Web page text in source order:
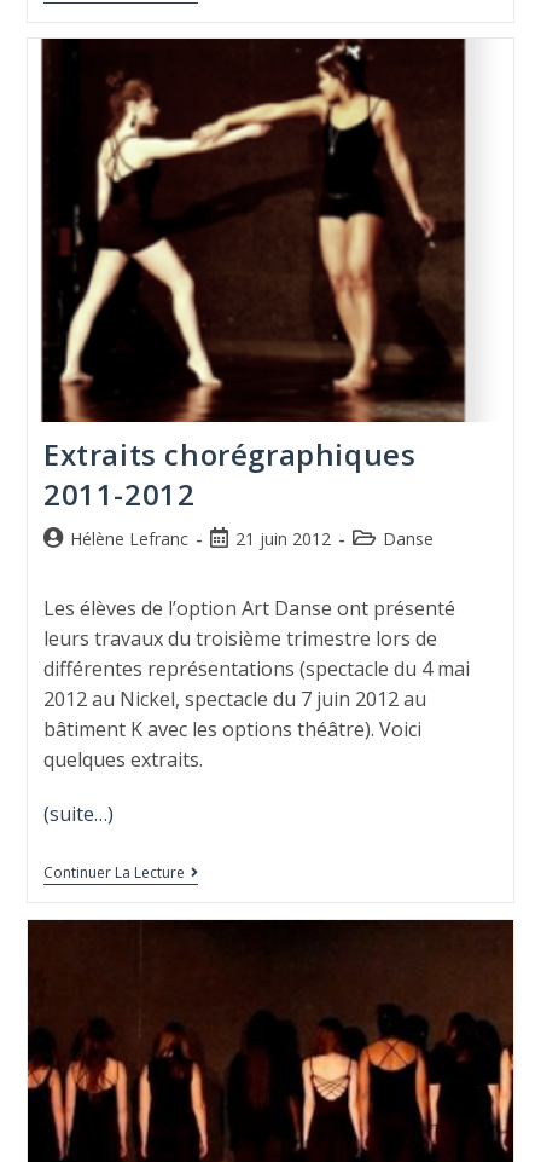
Extraits chorégraphiques
2011-2012
Hélène Lefranc 21 juin 2012 Danse
Les élèves de l’option Art Danse ont présenté
leurs travaux du troisième trimestre lors de
différentes représentations (spectacle du 4 mai
2012 au Nickel, spectacle du 7 juin 2012 au
bâtiment K avec les options théâtre). Voici
quelques extraits.
(suite…)
Continuer La Lecture